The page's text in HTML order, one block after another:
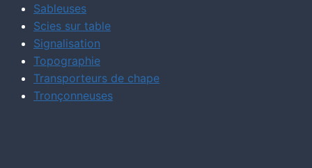
Sableuses
Scies sur table
Signalisation
Topographie
Transporteurs de chape
Tronçonneuses